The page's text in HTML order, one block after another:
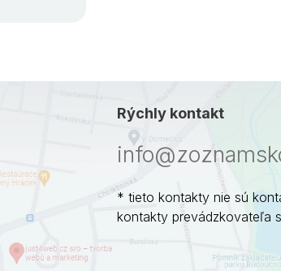
Rýchly kontakt
* tieto kontakty nie sú
kontakty prevádzkovateľa